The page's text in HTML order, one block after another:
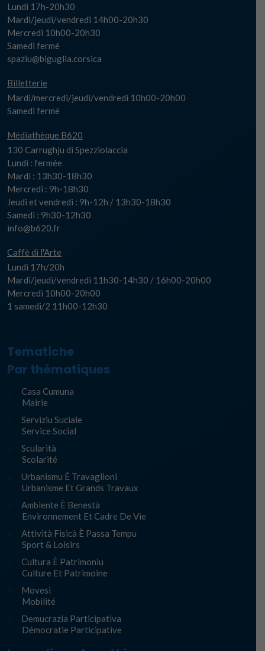
Lundi 17h-20h30
Mardi/jeudi/vendredi 14h00-20h30
Mercredi 10h00-20h30
Samedi fermé
spaziu@biguglia.corsica
Billetterie
Mardi/mercredi/jeudi/vendredi 10h00-20h00
Samedi fermé
Médiathèque B620
130 Carrughju di Spezziolaccia
Lundi : fermée
Mardi : 13h30-18h30
Mercredi : 9h-18h30
Jeudi et vendredi : 9h-12h / 13h30-18h30
Samedi : 9h30-12h30
info@b620.fr
Caffè di l'Arte
Lundi 17h/20h
Mardi/jeudi/vendredi 11h30-14h30 / 16h00-20h00
Mercredi 10h00-20h00
1 samedi/2 11h00-12h30
Tematiche
Par thématiques
Casa Cumuna
Mairie
Serviziu Suciale
Service Social
Scularità
Scolarité
Urbanismu È Travaglioni
Urbanisme Et Grands Travaux
Ambiente È Benestà
Environnement Et Cadre De Vie
Attività Fisicà È Passa Tempu
Sport & Loisirs
Cultura È Patrimoniu
Culture Et Patrimoine
Movesi
Mobilité
Demucrazia Participativa
Démocratie Participative